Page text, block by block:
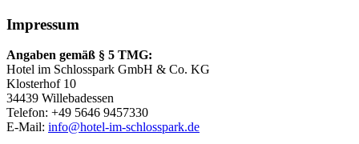
Impressum
Angaben gemäß § 5 TMG:
Hotel im Schlosspark GmbH & Co. KG
Klosterhof 10
34439 Willebadessen
Telefon: +49 5646 9457330
E-Mail: info@hotel-im-schlosspark.de